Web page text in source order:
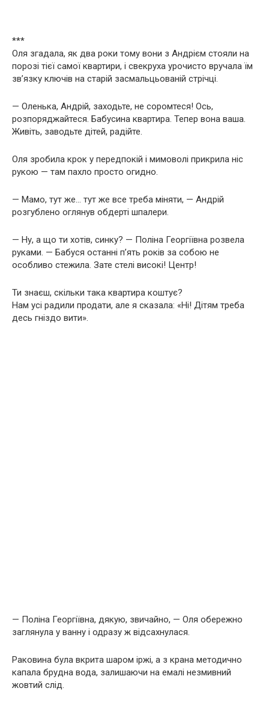
***
Оля згадала, як два роки тому вони з Андрієм стояли на
порозі тієї самої квартири, і свекруха урочисто вручала їм
зв’язку ключів на старій засмальцьованій стрічці.
— Оленька, Андрій, заходьте, не соромтеся! Ось,
розпоряджайтеся. Бабусина квартира. Тепер вона ваша.
Живіть, заводьте дітей, радійте.
Оля зробила крок у передпокій і мимоволі прикрила ніс
рукою — там пахло просто огидно.
— Мамо, тут же… тут же все треба міняти, — Андрій
розгублено оглянув обдерті шпалери.
— Ну, а що ти хотів, синку? — Поліна Георгіївна розвела
руками. — Бабуся останні п’ять років за собою не
особливо стежила. Зате стелі високі! Центр!
Ти знаєш, скільки така квартира коштує?
Нам усі радили продати, але я сказала: «Ні! Дітям треба
десь гніздо вити».
— Поліна Георгіївна, дякую, звичайно, — Оля обережно
заглянула у ванну і одразу ж відсахнулася.
Раковина була вкрита шаром іржі, а з крана методично
капала брудна вода, залишаючи на емалі незмивний
жовтий слід.